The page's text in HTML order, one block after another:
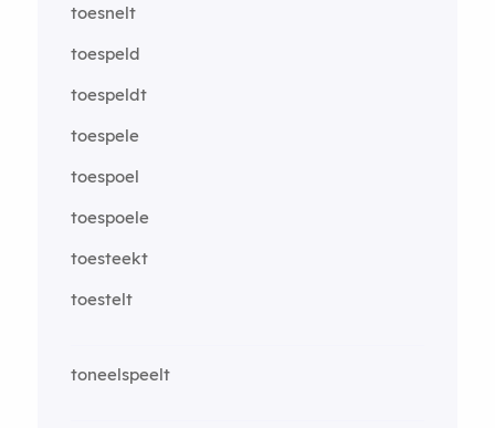
toesnelt
toespeld
toespeldt
toespele
toespoel
toespoele
toesteekt
toestelt
toneelspeelt